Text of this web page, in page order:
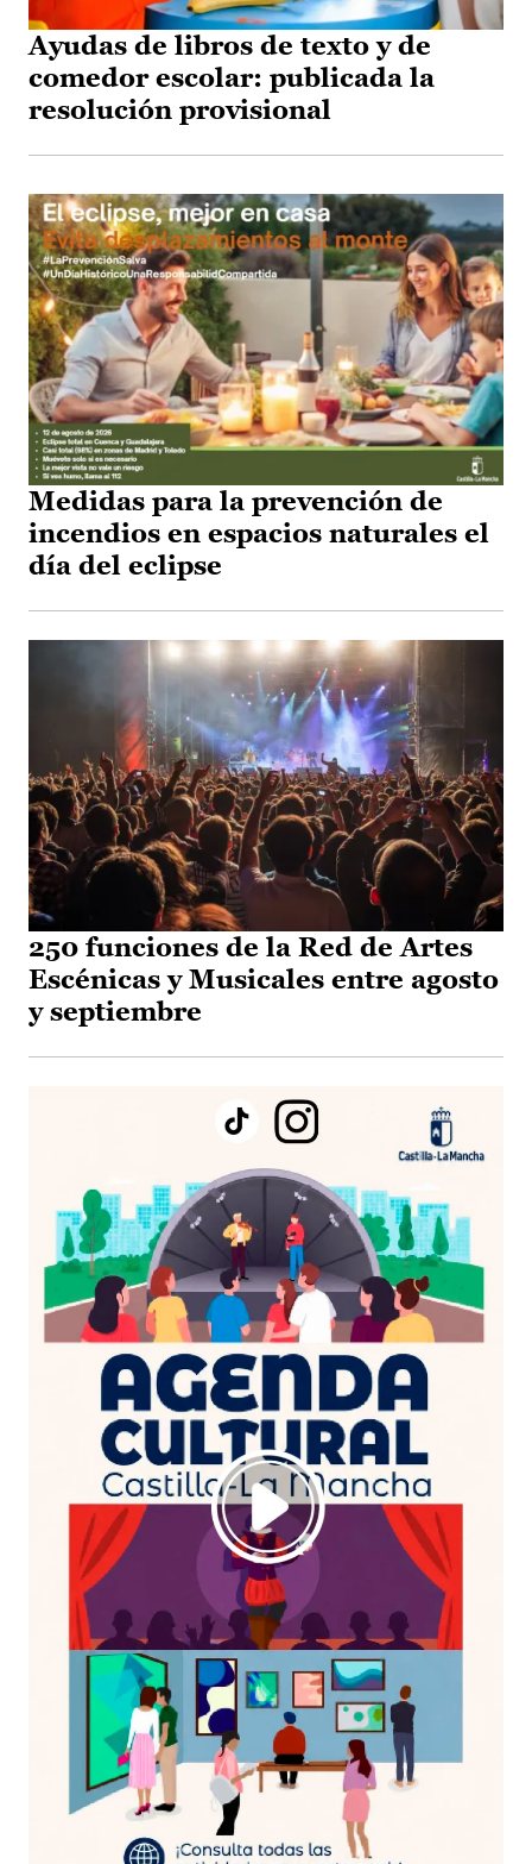
Ayudas de libros de texto y de
comedor escolar: publicada la
resolución provisional
Medidas para la prevención de
incendios en espacios naturales el
día del eclipse
250 funciones de la Red de Artes
Escénicas y Musicales entre agosto
y septiembre